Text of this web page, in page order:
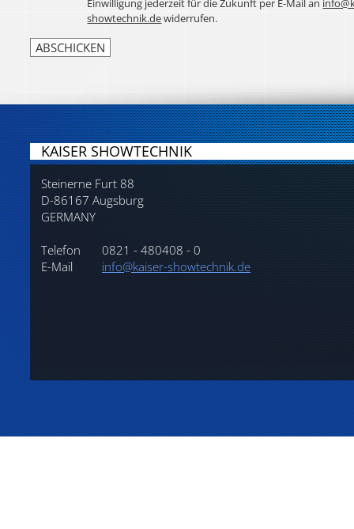
Einwilligung jederzeit für die Zukunft per E-Mail an
showtechnik.dewiderrufen.
KAISER SHOWTECHNIK
Steinerne Furt 88
D-86167 Augsburg
GERMANY
Telefon
0821 - 480408 - 0
E-Mail
info@kaiser-showtechnik.de